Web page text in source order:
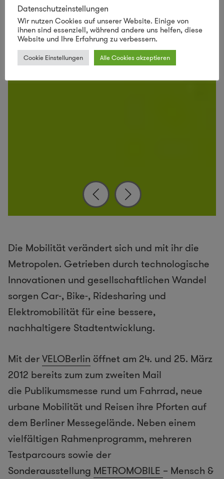
Die Mobilität verändert sich und mit ihr die
Metropolen. Getrieben durch technologische
Innovationen und gesellschaftlichen Wandel
sorgen Car-, Bike-, Ridesharing und
Elektromobilität für eine bessere,
nachhaltigere Stadtentwicklung.
Mit derVELOBerlin öffnet am 24. und 25. März
2012 bereits zum zum zweiten Mail
die Publikumsmesse rund um Fahrrad, neue
urbane Mobilität und Reisen ihre Pforten auf
dem Berliner Messegelände. Neben einem
vielfältigen Rahmenprogramm, mehreren
Testparcours sowie der
Sonderausstellung METROMOBILE – Mensch &
Datenschutzeinstellungen
Wir nutzen Cookies auf unserer Website. Einige von
ihnen sind essenziell, während andere uns helfen, diese
Website und Ihre Erfahrung zu verbessern.
Cookie Einstellungen Alle Cookies akzeptieren